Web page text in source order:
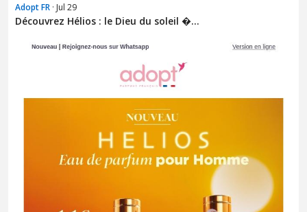
Adopt FR · Jul 29
Découvrez Hélios : le Dieu du soleil �...